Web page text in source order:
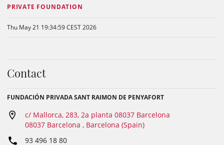
PRIVATE FOUNDATION
Thu May 21 19:34:59 CEST 2026
Contact
FUNDACIÓN PRIVADA SANT RAIMON DE PENYAFORT
c/ Mallorca, 283, 2a planta 08037 Barcelona
08037 Barcelona , Barcelona (Spain)
93 496 18 80